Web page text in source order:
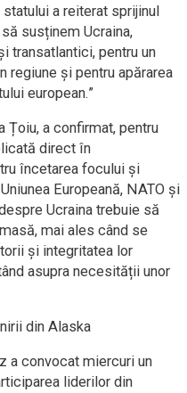
a reiterat sprijinul
susținem Ucraina,
transatlantici, pentru un
regiune și pentru apărarea
european.”
Țoiu, a confirmat, pentru
direct în
încetarea focului și
Europeană, NATO și
Ucraina trebuie să
mai ales când se
și integritatea lor
asupra necesității unor
din Alaska
a convocat miercuri un
liderilor din